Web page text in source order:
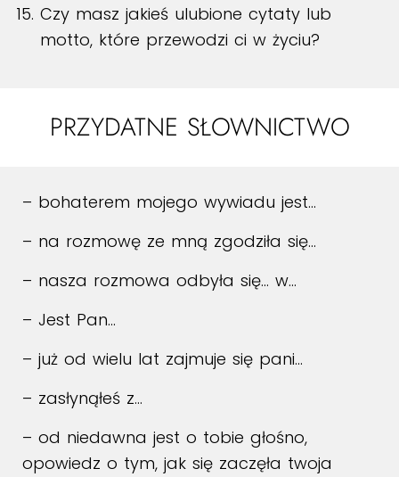
Czy masz jakieś ulubione cytaty lub
motto, które przewodzi ci w życiu?
PRZYDATNE SŁOWNICTWO
– bohaterem mojego wywiadu jest…
– na rozmowę ze mną zgodziła się…
– nasza rozmowa odbyła się… w…
– Jest Pan…
– już od wielu lat zajmuje się pani…
– zasłynąłeś z…
– od niedawna jest o tobie głośno,
opowiedz o tym, jak się zaczęła twoja